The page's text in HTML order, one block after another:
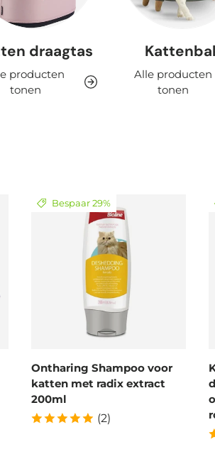
draagtas
producten
tonen
Alle producten
tonen
Bespaar 29%
Ontharing Shampoo voor
katten met radix extract
200ml
(2)